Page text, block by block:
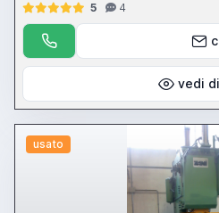
5
4
vedi
usato